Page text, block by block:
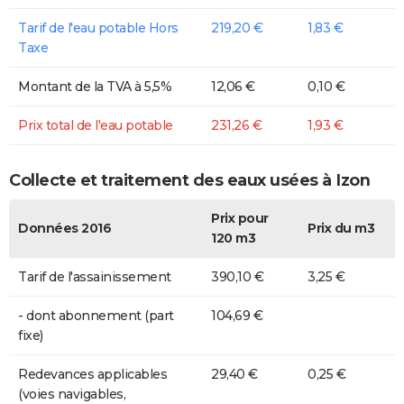
Tarif de l'eau potable Hors
Taxe
219,20 € 1,83 €
Montant de la TVA à 5,5% 12,06 € 0,10 €
Prix total de l'eau potable 231,26 € 1,93 €
Collecte et traitement des eaux usées à Izon
Données 2016
Prix pour
120 m3
Prix du m3
Tarif de l'assainissement 390,10 € 3,25 €
- dont abonnement (part
fixe)
104,69 €
Redevances applicables
(voies navigables,
29,40 € 0,25 €